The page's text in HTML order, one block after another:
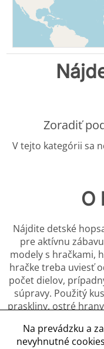
Zoradiť
V tejto kategórii sa
O
Nájdite detské
pre aktívnu
modely s hračkami,
hračke treba uviesť
počet dielov,
súpravy. Použitý
praskliny, ostré
časti určené do
výrobca
Na prevádzku a
nevyhnutné